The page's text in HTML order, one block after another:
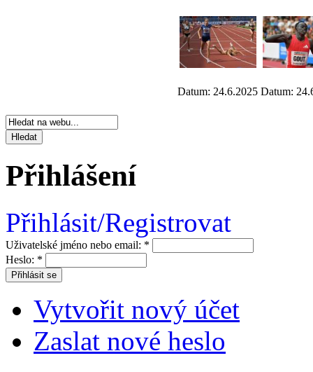
Datum: 24.6.2025 Datum:
Přihlášení
Přihlásit/Registrovat
Uživatelské jméno nebo email: *
Heslo: *
Vytvořit nový účet
Zaslat nové heslo